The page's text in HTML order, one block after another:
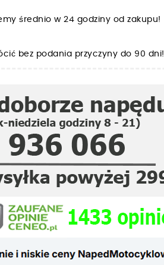
średnio w 24 godziny od zakupu!
bez podania przyczyny do 90 dni!